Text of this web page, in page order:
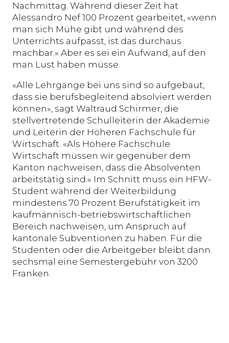
Nachmittag. Während dieser Zeit hat
Alessandro Nef 100 Prozent gearbeitet, «wenn
man sich Mühe gibt und während des
Unterrichts aufpasst, ist das durchaus
machbar.» Aber es sei ein Aufwand, auf den
man Lust haben müsse.
«Alle Lehrgänge bei uns sind so aufgebaut,
dass sie berufsbegleitend absolviert werden
können», sagt Waltraud Schirmer, die
stellvertretende Schulleiterin der Akademie
und Leiterin der Höheren Fachschule für
Wirtschaft. «Als Höhere Fachschule
Wirtschaft müssen wir gegenüber dem
Kanton nachweisen, dass die Absolventen
arbeitstätig sind.» Im Schnitt muss ein HFW-
Student während der Weiterbildung
mindestens 70 Prozent Berufstätigkeit im
kaufmännisch-betriebswirtschaftlichen
Bereich nachweisen, um Anspruch auf
kantonale Subventionen zu haben. Für die
Studenten oder die Arbeitgeber bleibt dann
sechsmal eine Semestergebühr von 3200
Franken.